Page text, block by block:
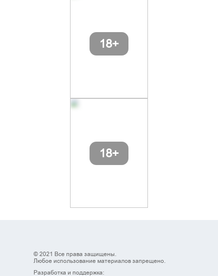
© 2021 Все права защищены.
Любое использование материалов запрещено.
Разработка и поддержка: